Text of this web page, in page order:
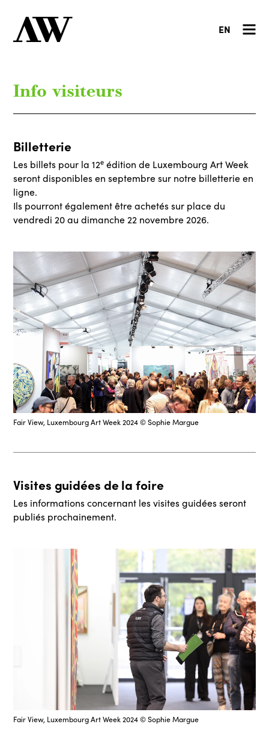
EN
Info visiteurs
Billetterie
Les billets pour la 12ᵉ édition de Luxembourg Art Week
seront disponibles en septembre sur notre billetterie en
ligne.
Ils pourront également être achetés sur place du
vendredi 20 au dimanche 22 novembre 2026.
Fair View, Luxembourg Art Week 2024 © Sophie Margue
Visites guidées de la foire
Les informations concernant les visites guidées seront
publiés prochainement.
Fair View, Luxembourg Art Week 2024 © Sophie Margue